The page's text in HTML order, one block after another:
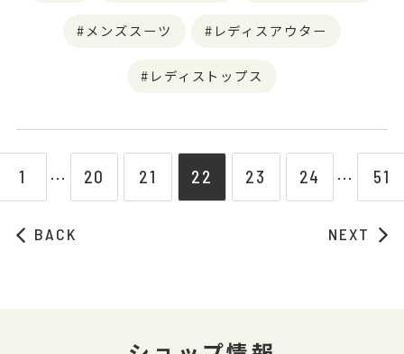
メンズスーツ レディスアウター
レディストップス
BACK
1 ⋯ 20 21 22 23 24 ⋯ 51
NEXT